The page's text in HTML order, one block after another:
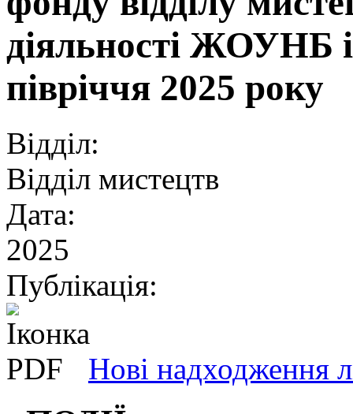
діяльності ЖОУНБ
півріччя 2025 року
Відділ:
Відділ мистецтв
Дата:
2025
Публікація:
Нові надходження